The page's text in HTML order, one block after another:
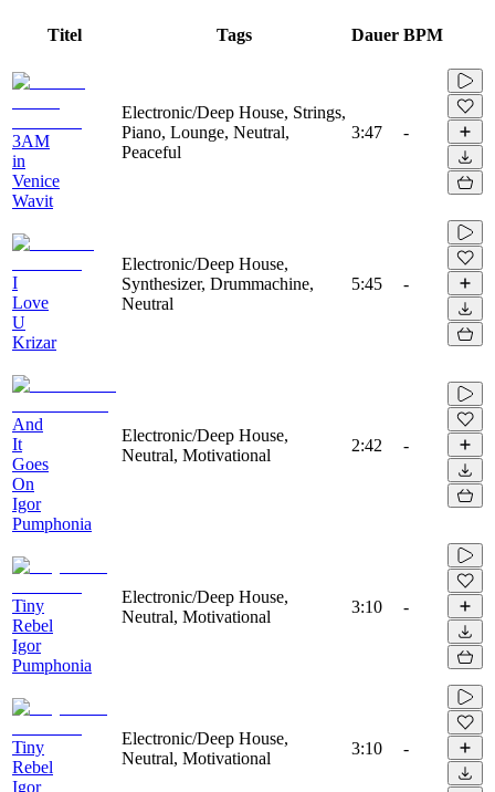
Titel Tags Dauer BPM
3AM
in
Venice
Wavit
Electronic/Deep House, Strings,
Piano, Lounge, Neutral,
Peaceful
3:47 -
I
Love
U
Krizar
Electronic/Deep House,
Synthesizer, Drummachine,
Neutral
5:45 -
And
It
Goes
On
Igor
Pumphonia
Electronic/Deep House,
Neutral, Motivational
2:42 -
Tiny
Rebel
Igor
Pumphonia
Electronic/Deep House,
Neutral, Motivational
3:10 -
Tiny
Rebel
Igor
Electronic/Deep House,
Neutral, Motivational
3:10 -